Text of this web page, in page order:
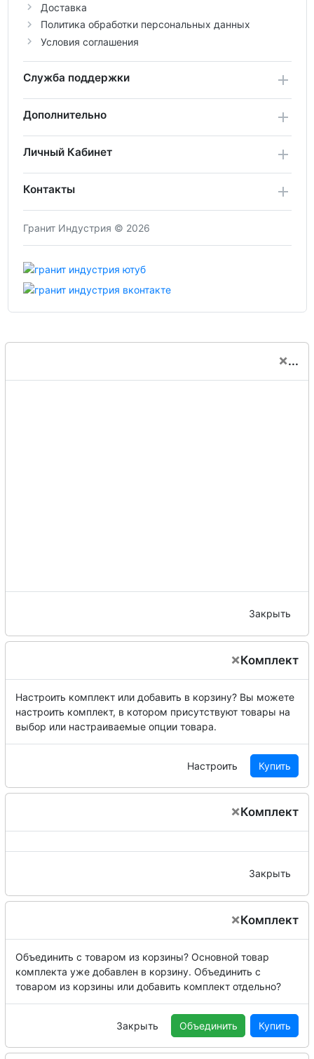
Доставка
Политика обработки персональных данных
Условия соглашения
Служба поддержки
Дополнительно
Личный Кабинет
Контакты
Гранит Индустрия © 2026
×...
Закрыть
×Комплект
Настроить комплект или добавить в корзину? Вы можете
настроить комплект, в котором присутствуют товары на
выбор или настраиваемые опции товара.
Настроить Купить
×Комплект
Закрыть
×Комплект
Объединить с товаром из корзины? Основной товар
комплекта уже добавлен в корзину. Объединить с
товаром из корзины или добавить комплект отдельно?
Закрыть Объединить Купить